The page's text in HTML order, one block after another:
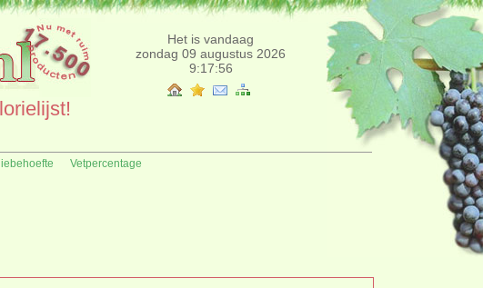
Het is vandaag
zondag 09 augustus 2026
9:17:56
Vetpercentage